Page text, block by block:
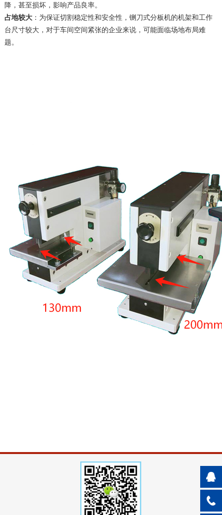
降，甚至损坏，影响产品良率。
占地较大：为保证切割稳定性和安全性，铡刀式分板机的机架和工作
台尺寸较大，对于车间空间紧张的企业来说，可能面临场地布局难
题。